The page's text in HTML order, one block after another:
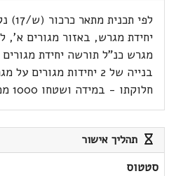
לפי
מגרש כנ"ל תורשה יחידת
בנייה של 2 יחידות
חלוקתו - במידה ושטחו 1000 ממ"ר ומעלה.
תהליך אישור
סטטוס